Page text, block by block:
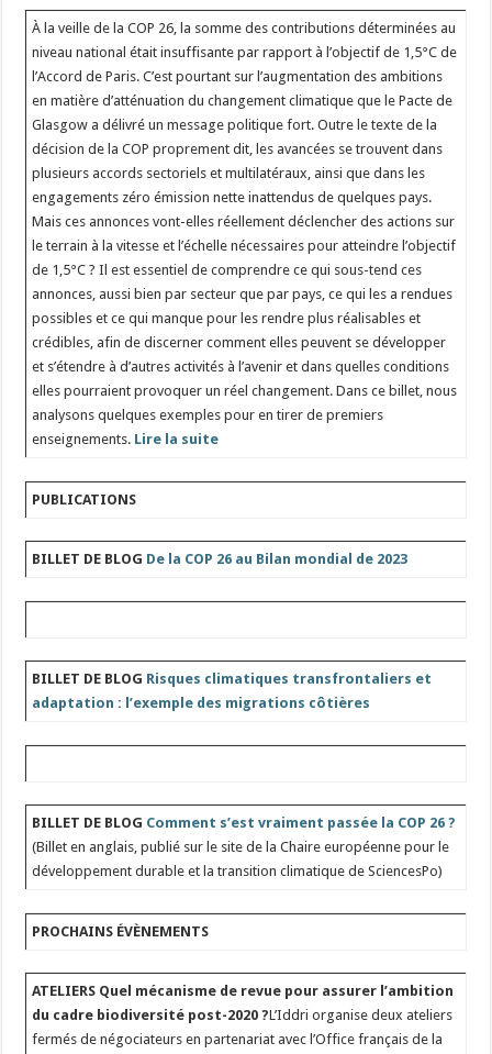
À la veille de la COP 26, la somme des contributions déterminées au
niveau national était insuffisante par rapport à l’objectif de 1,5°C de
l’Accord de Paris. C’est pourtant sur l’augmentation des ambitions
en matière d’atténuation du changement climatique que le Pacte de
Glasgow a délivré un message politique fort. Outre le texte de la
décision de la COP proprement dit, les avancées se trouvent dans
plusieurs accords sectoriels et multilatéraux, ainsi que dans les
engagements zéro émission nette inattendus de quelques pays.
Mais ces annonces vont-elles réellement déclencher des actions sur
le terrain à la vitesse et l’échelle nécessaires pour atteindre l’objectif
de 1,5°C ? Il est essentiel de comprendre ce qui sous-tend ces
annonces, aussi bien par secteur que par pays, ce qui les a rendues
possibles et ce qui manque pour les rendre plus réalisables et
crédibles, afin de discerner comment elles peuvent se développer
et s’étendre à d’autres activités à l’avenir et dans quelles conditions
elles pourraient provoquer un réel changement. Dans ce billet, nous
analysons quelques exemples pour en tirer de premiers
enseignements. Lire la suite
PUBLICATIONS
BILLET DE BLOG De la COP 26 au Bilan mondial de 2023
BILLET DE BLOG Risques climatiques transfrontaliers et
adaptation : l’exemple des migrations côtières
BILLET DE BLOG Comment s’est vraiment passée la COP 26 ?
(Billet en anglais, publié sur le site de la Chaire européenne pour le
développement durable et la transition climatique de SciencesPo)
PROCHAINS ÉVÈNEMENTS
ATELIERS Quel mécanisme de revue pour assurer l’ambition
du cadre biodiversité post-2020 ?L’Iddri organise deux ateliers
fermés de négociateurs en partenariat avec l’Office français de la